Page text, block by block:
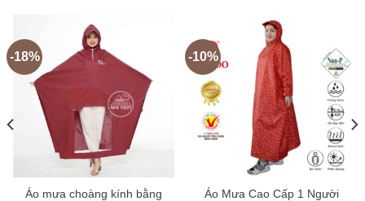
-18%
Áo mưa choàng kính bằng
-10%
Áo Mưa Cao Cấp 1 Người